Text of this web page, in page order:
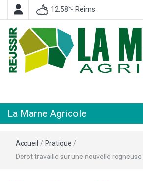
12.58℃ Reims
La Marne Agricole
Accueil / Pratique /
Derot travaille sur une nouvelle